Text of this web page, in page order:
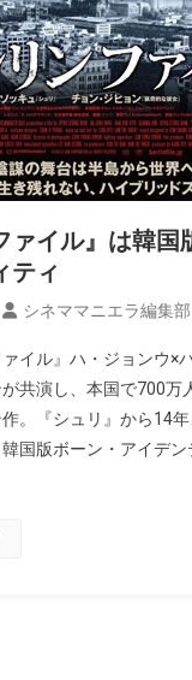
ァイル』は韓国
ティ
シネママニエラ編集部
イル』ハ・ジョンウ×
共演し、本国で700万
。『シュリ』から14
国版ボーン・アイデン